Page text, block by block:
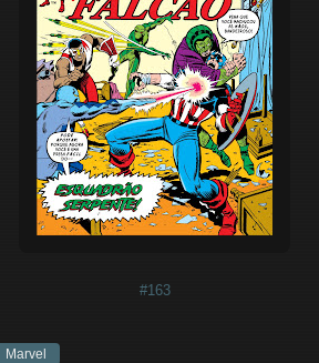
#163
Marvel